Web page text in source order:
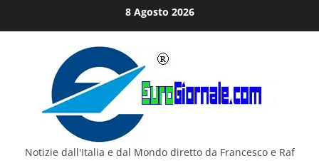
al
8 Agosto 2026
Notizie dall'Italia e dal Mondo diretto da Francesco e Raf